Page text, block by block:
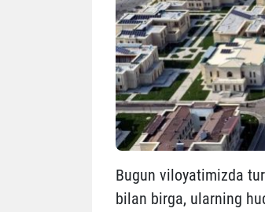
Bugun viloyatimizda
bilan birga, ularning